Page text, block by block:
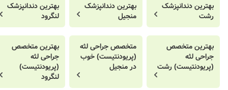
بهترین دندانپزشک
رشت
بهترین دندانپزشک
منجیل
بهترین دندانپزشک
لنگرود
بهترین متخصص
جراحی لثه
(پریودنتیست) رشت
متخصص جراحی لثه
(پریودنتیست) خوب
در منجیل
بهترین متخصص
جراحی لثه
(پریودنتیست)
لنگرود